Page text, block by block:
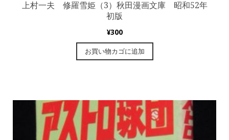
上村一夫 修羅雪姫（3）秋田漫画文庫 昭和52年
初版
¥300
お買い物カゴに追加